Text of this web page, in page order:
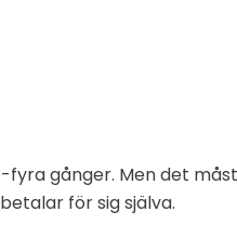
gånger. Men det
för sig själva.